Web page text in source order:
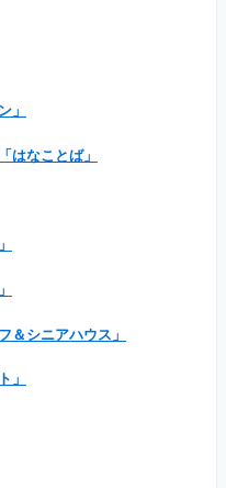
」
はなことば」
＆シニアハウス」
」